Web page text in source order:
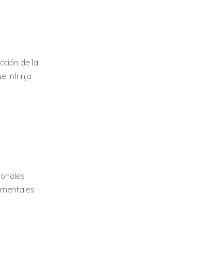
de la
infrinja